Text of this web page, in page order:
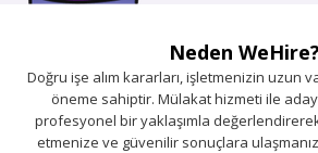
Neden WeHire?
Doğru işe alım kararları, işletmenizin uzun
öneme sahiptir. Mülakat hizmeti ile
profesyonel bir yaklaşımla
etmenize ve güvenilir sonuçlara